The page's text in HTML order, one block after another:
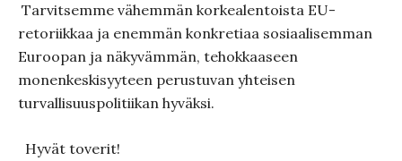
Tarvitsemme vähemmän korkealentoista EU-
retoriikkaa ja enemmän konkretiaa sosiaalisemman
Euroopan ja näkyvämmän, tehokkaaseen
monenkeskisyyteen perustuvan yhteisen
turvallisuuspolitiikan hyväksi.
Hyvät toverit!